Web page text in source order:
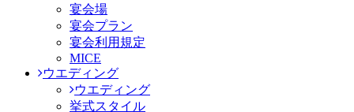
宴会場
宴会プラン
宴会利用規定
MICE
ウエディング
ウエディング
挙式スタイル